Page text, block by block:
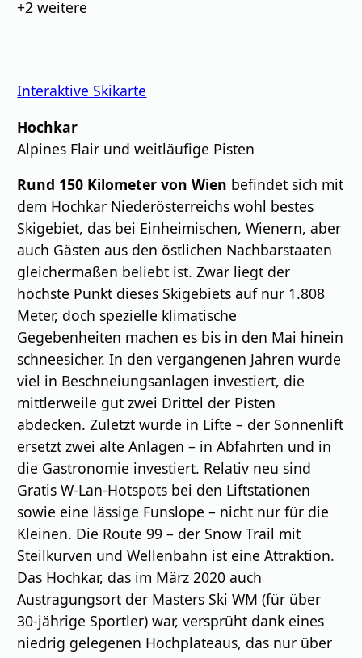
+2 weitere
Interaktive Skikarte
Hochkar
Alpines Flair und weitläufige Pisten
Rund 150 Kilometer von Wien befindet sich mit
dem Hochkar Niederösterreichs wohl bestes
Skigebiet, das bei Einheimischen, Wienern, aber
auch Gästen aus den östlichen Nachbarstaaten
gleichermaßen beliebt ist. Zwar liegt der
höchste Punkt dieses Skigebiets auf nur 1.808
Meter, doch spezielle klimatische
Gegebenheiten machen es bis in den Mai hinein
schneesicher. In den vergangenen Jahren wurde
viel in Beschneiungsanlagen investiert, die
mittlerweile gut zwei Drittel der Pisten
abdecken. Zuletzt wurde in Lifte – der Sonnenlift
ersetzt zwei alte Anlagen – in Abfahrten und in
die Gastronomie investiert. Relativ neu sind
Gratis W-Lan-Hotspots bei den Liftstationen
sowie eine lässige Funslope – nicht nur für die
Kleinen. Die Route 99 – der Snow Trail mit
Steilkurven und Wellenbahn ist eine Attraktion.
Das Hochkar, das im März 2020 auch
Austragungsort der Masters Ski WM (für über
30-jährige Sportler) war, versprüht dank eines
niedrig gelegenen Hochplateaus, das nur über